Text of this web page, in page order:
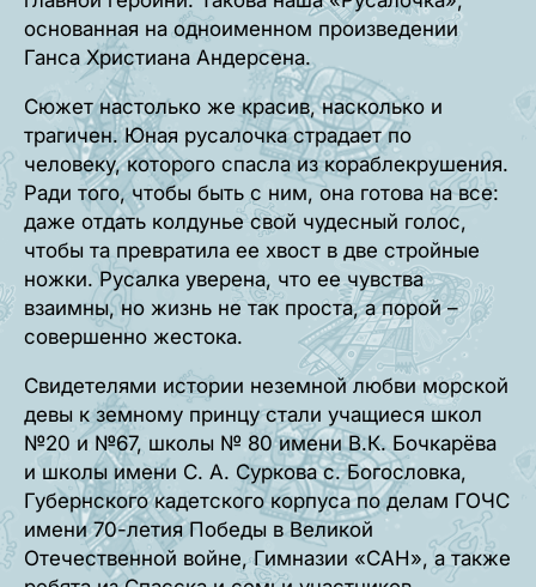
основанная на одноименном произведении
Ганса Христиана Андерсена.
Сюжет настолько же красив, насколько и
трагичен. Юная русалочка страдает по
человеку, которого спасла из кораблекрушения.
Ради того, чтобы быть с ним, она готова на все:
даже отдать колдунье свой чудесный голос,
чтобы та превратила ее хвост в две стройные
ножки. Русалка уверена, что ее чувства
взаимны, но жизнь не так проста, а порой –
совершенно жестока.
Свидетелями истории неземной любви морской
девы к земному принцу стали учащиеся школ
№20 и №67, школы № 80 имени В.К. Бочкарёва
и школы имени С. А. Суркова с. Богословка,
Губернского кадетского корпуса по делам ГОЧС
имени 70-летия Победы в Великой
Отечественной войне, Гимназии «САН», а также